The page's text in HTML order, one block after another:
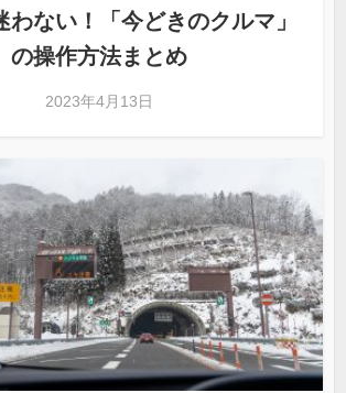
わない！「今どきのクルマ」
の操作方法まとめ
2023年4月13日